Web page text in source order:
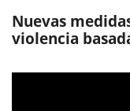
Nuevas
violencia